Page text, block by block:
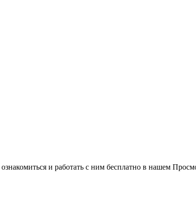
и работать с ним бесплатно в нашем